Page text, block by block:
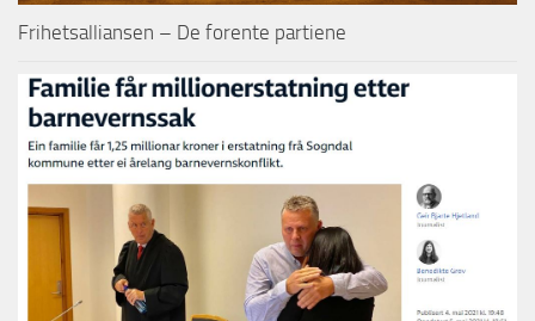
Frihetsalliansen – De forente partiene